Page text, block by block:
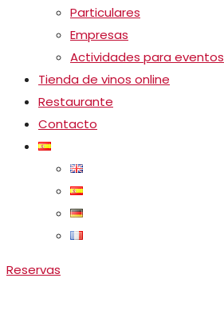
Particulares
Empresas
Actividades para eventos
Tienda de vinos online
Restaurante
Contacto
Reservas